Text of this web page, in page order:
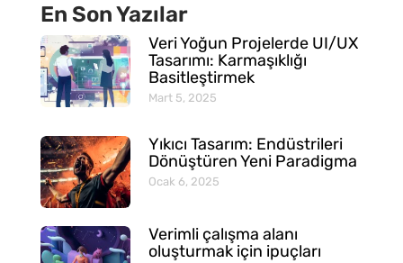
En Son Yazılar
Veri Yoğun Projelerde UI/UX
Tasarımı: Karmaşıklığı
Basitleştirmek
Mart 5, 2025
Yıkıcı Tasarım: Endüstrileri
Dönüştüren Yeni Paradigma
Ocak 6, 2025
Verimli çalışma alanı
oluşturmak için ipuçları